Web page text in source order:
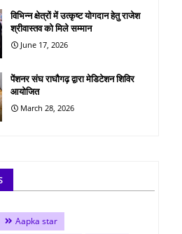
विभिन्न क्षेत्रों में उत्कृष्ट योगदान हेतु राजेश
श्रीवास्तव को मिले सम्मान
June 17, 2026
पेंशनर संघ राघौगढ़ द्वारा मेडिटेशन शिविर
आयोजित
March 28, 2026
Aapka star